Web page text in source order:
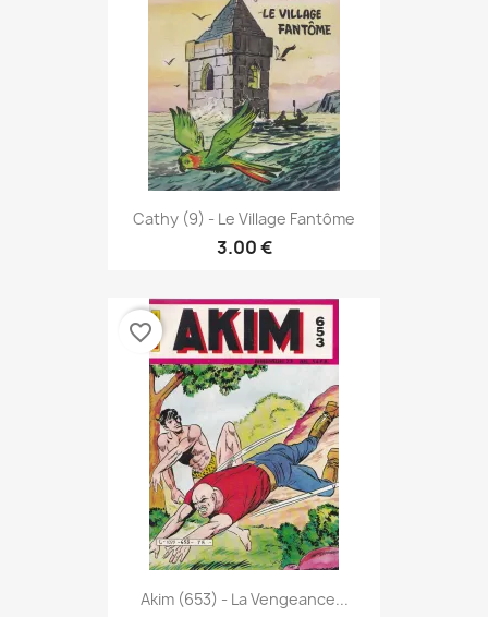
Cathy (9) - Le Village Fantôme
3.00 €
Akim (653) - La Vengeance...
favorite_border